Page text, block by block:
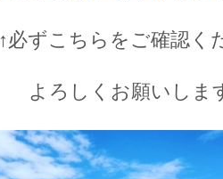
↑必ずこちらをご確認く
よろしくお願いしま